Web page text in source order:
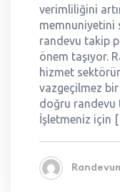
verimliliğini
memnuniyetini
randevu takip
önem taşıyor.
hizmet
vazgeçilmez
doğru randevu
İşletmeniz için